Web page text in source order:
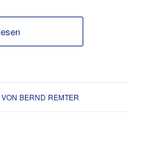
VONBERND REMTER